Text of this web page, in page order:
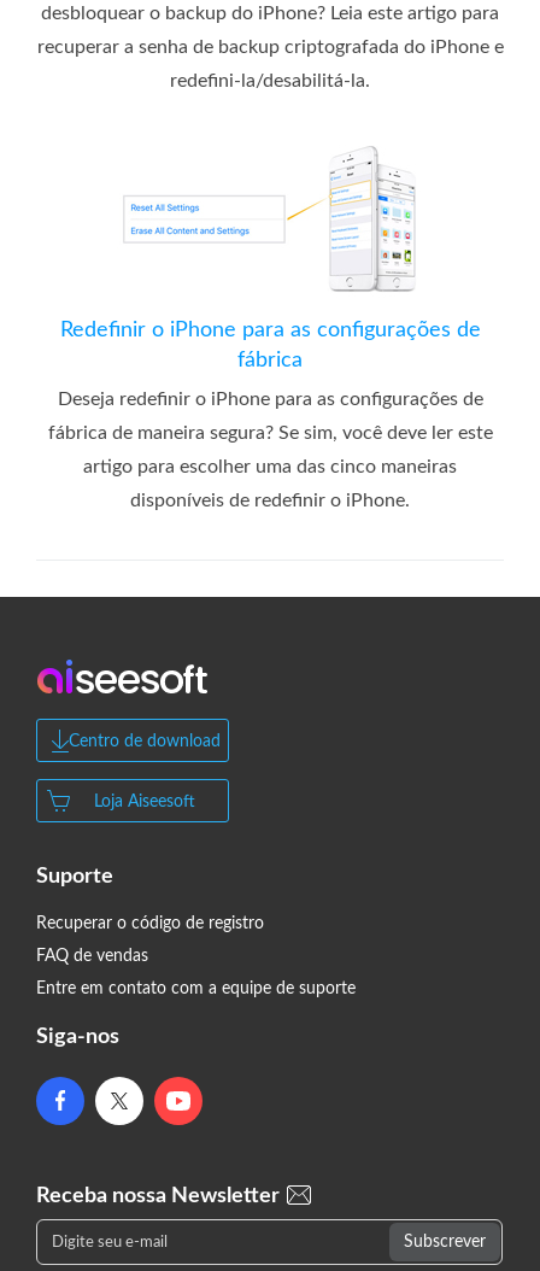
desbloquear o backup do iPhone? Leia este artigo para
recuperar a senha de backup criptografada do iPhone e
redefini-la/desabilitá-la.
Redefinir o iPhone para as configurações de
fábrica
Deseja redefinir o iPhone para as configurações de
fábrica de maneira segura? Se sim, você deve ler este
artigo para escolher uma das cinco maneiras
disponíveis de redefinir o iPhone.
Centro de download
Loja Aiseesoft
Suporte
Recuperar o código de registro
FAQ de vendas
Entre em contato com a equipe de suporte
Siga-nos
Receba nossa Newsletter